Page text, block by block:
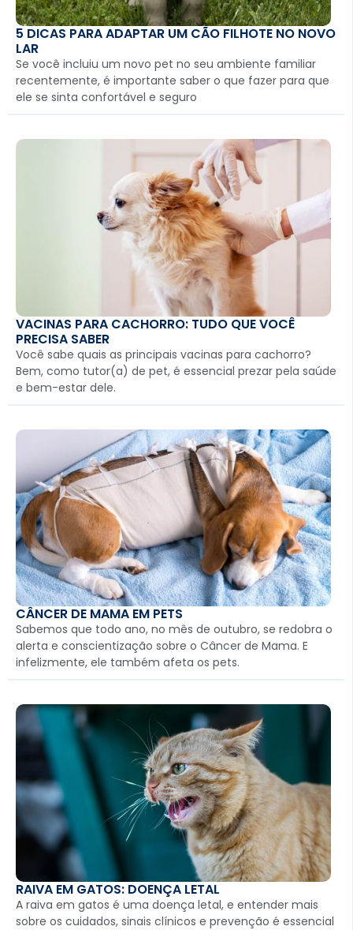
5 DICAS PARA ADAPTAR UM CÃO FILHOTE NO NOVO
LAR
Se você incluiu um novo pet no seu ambiente familiar
recentemente, é importante saber o que fazer para que
ele se sinta confortável e seguro
VACINAS PARA CACHORRO: TUDO QUE VOCÊ
PRECISA SABER
Você sabe quais as principais vacinas para cachorro?
Bem, como tutor(a) de pet, é essencial prezar pela saúde
e bem-estar dele.
CÂNCER DE MAMA EM PETS
Sabemos que todo ano, no mês de outubro, se redobra o
alerta e conscientização sobre o Câncer de Mama. E
infelizmente, ele também afeta os pets.
RAIVA EM GATOS: DOENÇA LETAL
A raiva em gatos é uma doença letal, e entender mais
sobre os cuidados, sinais clínicos e prevenção é essencial